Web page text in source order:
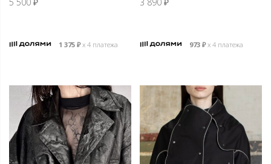
1 375 ₽х 4 платежа 973 ₽х 4 платежа